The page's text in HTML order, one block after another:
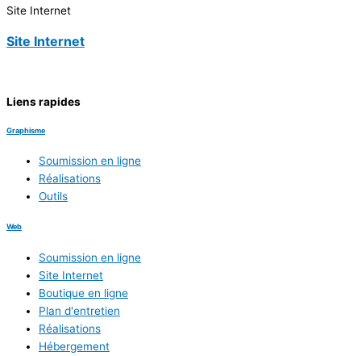
Site Internet
Site Internet
Liens rapides
Graphisme
Soumission en ligne
Réalisations
Outils
Web
Soumission en ligne
Site Internet
Boutique en ligne
Plan d'entretien
Réalisations
Hébergement